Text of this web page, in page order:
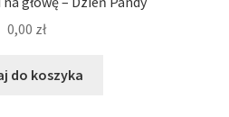
0,00 zł
do koszyka